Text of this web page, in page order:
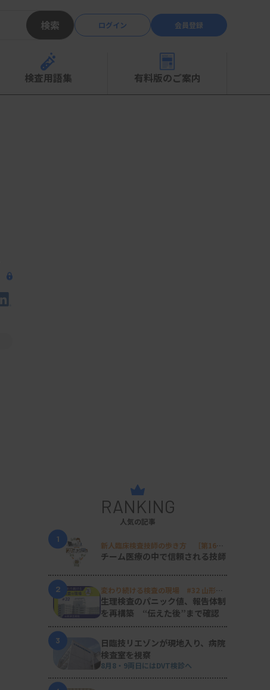
検索 ログイン 会員登録
検査用語集 有料版のご案内
RANKING
人気の記事
1
新人臨床検査技師の歩き方 ［第16
回］
チーム医療の中で信頼される技師
2
変わり続ける検査の現場 #32 山形済
生病院
生理検査のパニック値、報告体制
を再構築 “伝えた後”まで確認
3
日臨技リエゾンが現地入り、病院
検査室を視察
8月8・9両日にはDVT検診へ